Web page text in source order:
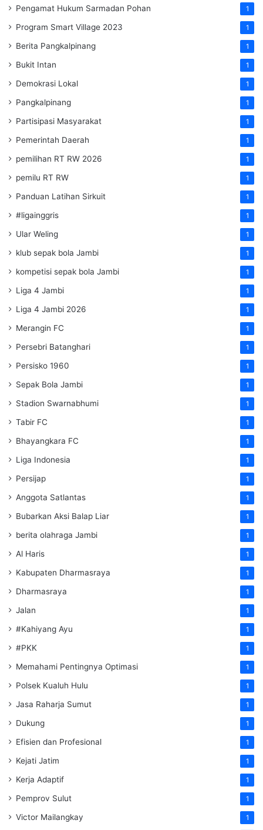
Pengamat Hukum Sarmadan Pohan 1
Program Smart Village 2023 1
Berita Pangkalpinang 1
Bukit Intan 1
Demokrasi Lokal 1
Pangkalpinang 1
Partisipasi Masyarakat 1
Pemerintah Daerah 1
pemilihan RT RW 2026 1
pemilu RT RW 1
Panduan Latihan Sirkuit 1
#ligainggris 1
Ular Weling 1
klub sepak bola Jambi 1
kompetisi sepak bola Jambi 1
Liga 4 Jambi 1
Liga 4 Jambi 2026 1
Merangin FC 1
Persebri Batanghari 1
Persisko 1960 1
Sepak Bola Jambi 1
Stadion Swarnabhumi 1
Tabir FC 1
Bhayangkara FC 1
Liga Indonesia 1
Persijap 1
Anggota Satlantas 1
Bubarkan Aksi Balap Liar 1
berita olahraga Jambi 1
Al Haris 1
Kabupaten Dharmasraya 1
Dharmasraya 1
Jalan 1
#Kahiyang Ayu 1
#PKK 1
Memahami Pentingnya Optimasi 1
Polsek Kualuh Hulu 1
Jasa Raharja Sumut 1
Dukung 1
Efisien dan Profesional 1
Kejati Jatim 1
Kerja Adaptif 1
Pemprov Sulut 1
Victor Mailangkay 1